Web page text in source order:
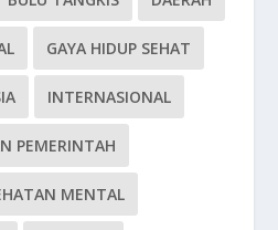
GAYA HIDUP SEHAT
INTERNASIONAL
PEMERINTAH
MENTAL